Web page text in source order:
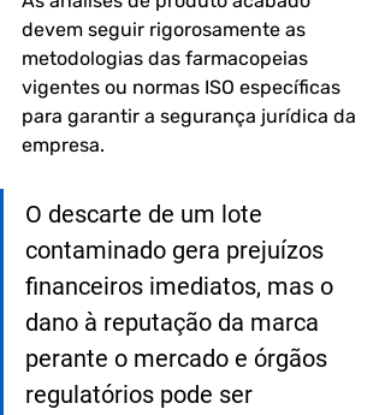
devem seguir rigorosamente as
metodologias das farmacopeias
vigentes ou normas ISO específicas
para garantir a segurança jurídica da
empresa.
O descarte de um lote
contaminado gera prejuízos
financeiros imediatos, mas o
dano à reputação da marca
perante o mercado e órgãos
regulatórios pode ser